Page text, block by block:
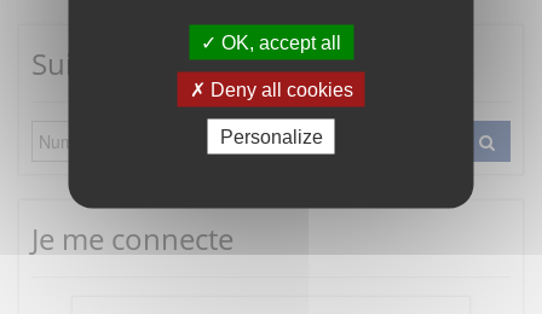
OK, accept all
Deny all cookies
Personalize
Suivre mes démarches
Je me connecte